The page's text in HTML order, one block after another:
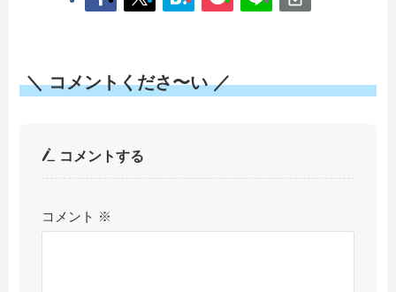
＼ コメントくださ〜い ／
コメントする
コメント ※